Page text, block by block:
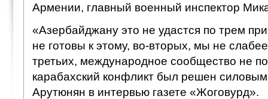
Армении, главный военный инспектор
«Азербайджану это не удастся по трем
не готовы к этому, во-вторых, мы не
третьих, международное сообщество не
карабахский конфликт был решен
Арутюнян в интервью газете «Жоговурд».